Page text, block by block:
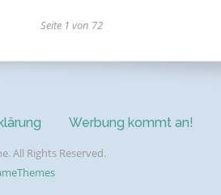
Seite 1 von 72
Werbung kommt an!
All Rights Reserved.